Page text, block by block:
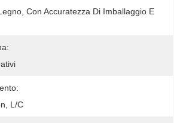
Con Accuratezza Di Imballaggio E
L/C